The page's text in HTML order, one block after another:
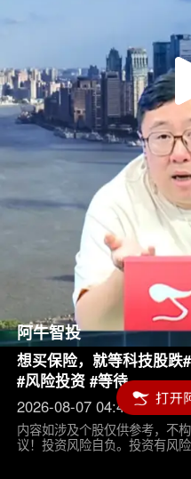
阿牛智投
想买保险，就等科技股跌
#风险投资 #等待
2026-08-07 04:45
内容如涉及个股仅供参考，不
议！投资风险自负。投资有风险